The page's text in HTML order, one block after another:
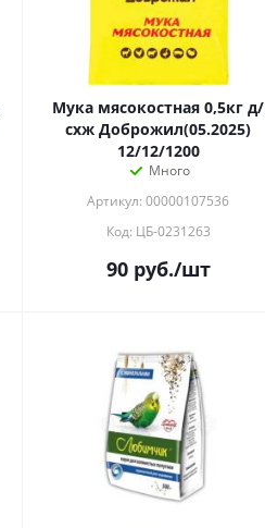
Мука мясокостная 0,5кг д/
схж Доброжил(05.2025)
12/12/1200
Много
Артикул: 00000107536
Код: ЦБ-0231263
90руб./шт